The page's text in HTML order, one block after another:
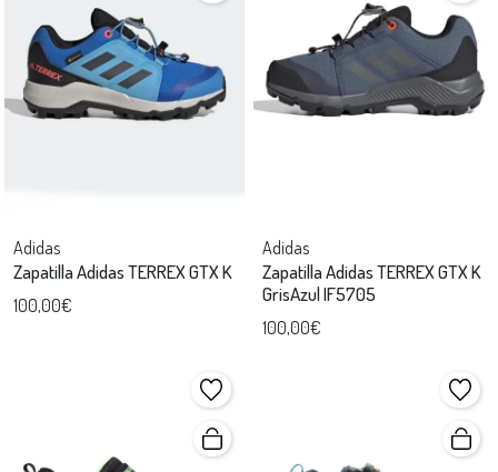
Adidas
Zapatilla Adidas TERREX GTX K
100,00€
Adidas
Zapatilla Adidas TERREX GTX K
GrisAzul IF5705
100,00€